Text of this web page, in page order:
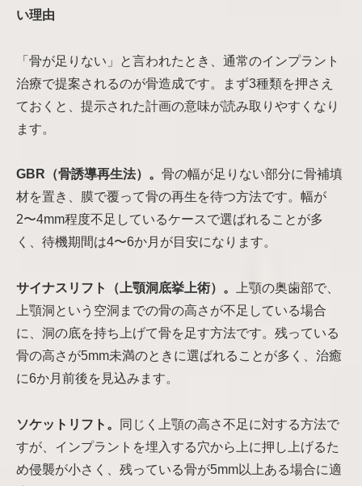
い理由
「骨が足りない」と言われたとき、通常のインプラント
治療で提案されるのが骨造成です。まず3種類を押さえ
ておくと、提示された計画の意味が読み取りやすくなり
ます。
GBR（骨誘導再生法）。 骨の幅が足りない部分に骨補填
材を置き、膜で覆って骨の再生を待つ方法です。幅が
2〜4mm程度不足しているケースで選ばれることが多
く、待機期間は4〜6か月が目安になります。
サイナスリフト（上顎洞底挙上術）。
上顎の奥歯部で、
上顎洞という空洞までの骨の高さが不足している場合
に、洞の底を持ち上げて骨を足す方法です。残っている
骨の高さが5mm未満のときに選ばれることが多く、治癒
に6か月前後を見込みます。
ソケットリフト。
同じく上顎の高さ不足に対する方法で
すが、インプラントを埋入する穴から上に押し上げるた
め侵襲が小さく、残っている骨が5mm以上ある場合に適